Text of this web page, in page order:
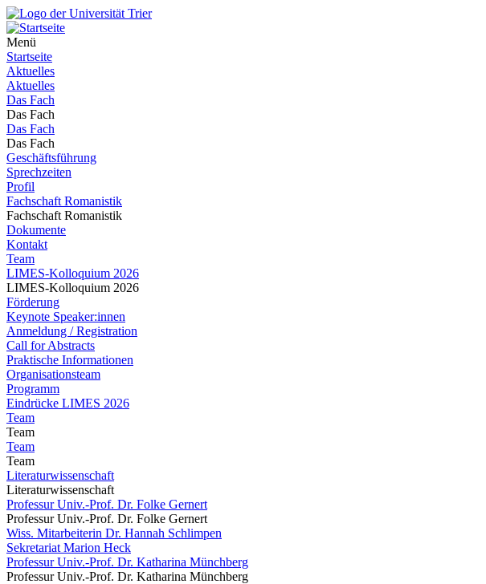
Menü
Startseite
Aktuelles
Aktuelles
Das Fach
Das Fach
Das Fach
Das Fach
Geschäftsführung
Sprechzeiten
Profil
Fachschaft Romanistik
Fachschaft Romanistik
Dokumente
Kontakt
Team
LIMES-Kolloquium 2026
LIMES-Kolloquium 2026
Förderung
Keynote Speaker:innen
Anmeldung / Registration
Call for Abstracts
Praktische Informationen
Organisationsteam
Programm
Eindrücke LIMES 2026
Team
Team
Team
Team
Literaturwissenschaft
Literaturwissenschaft
Professur Univ.-Prof. Dr. Folke Gernert
Professur Univ.-Prof. Dr. Folke Gernert
Wiss. Mitarbeiterin Dr. Hannah Schlimpen
Sekretariat Marion Heck
Professur Univ.-Prof. Dr. Katharina Münchberg
Professur Univ.-Prof. Dr. Katharina Münchberg